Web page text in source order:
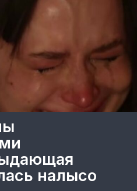
налысо